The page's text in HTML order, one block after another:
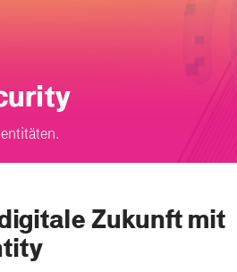
Zukunft mit